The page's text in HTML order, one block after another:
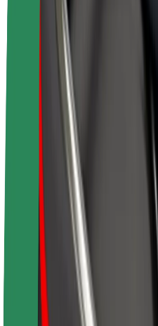
Bolt haqqında
Bolt-da davamlılıq
Project Zero
Bloq
Xəbər otağı
Brend təlimatları
Missiya
İnvestorlarla əlaqələr
Rəhbərlik
Brend
Media
Urban Fondu
Təhlükəsizlik